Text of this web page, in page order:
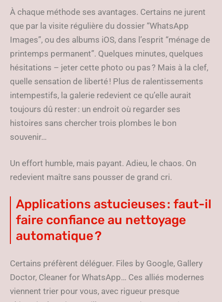
À chaque méthode ses avantages. Certains ne jurent
que par la visite régulière du dossier “WhatsApp
Images”, ou des albums iOS, dans l’esprit “ménage de
printemps permanent”. Quelques minutes, quelques
hésitations – jeter cette photo ou pas ? Mais à la clef,
quelle sensation de liberté ! Plus de ralentissements
intempestifs, la galerie redevient ce qu’elle aurait
toujours dû rester : un endroit où regarder ses
histoires sans chercher trois plombes le bon
souvenir…
Un effort humble, mais payant. Adieu, le chaos. On
redevient maître sans pousser de grand cri.
Applications astucieuses : faut-il
faire confiance au nettoyage
automatique ?
Certains préfèrent déléguer. Files by Google, Gallery
Doctor, Cleaner for WhatsApp… Ces alliés modernes
viennent trier pour vous, avec rigueur presque